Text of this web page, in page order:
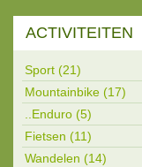
ACTIVITEITEN
Sport (21)
Mountainbike (17)
..Enduro (5)
Fietsen (11)
Wandelen (14)